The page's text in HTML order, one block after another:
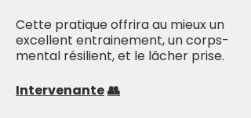
Cette pratique offrira au mieux un
excellent entrainement, un corps-
mental résilient, et le lâcher prise.
Intervenante👥